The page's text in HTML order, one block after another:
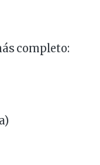
completo: